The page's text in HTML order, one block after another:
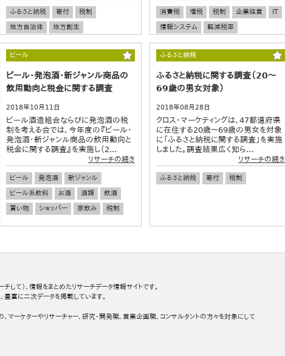
ふるさと納税 寄付
税制
地方自治体
地方創生
消費税 増税 税制 企業経営
IT
情報システム
軽減税率
ビール
ビール・発泡酒・新ジャンル商品の
飲用動向と税金に関する調査
2018年10月11日
ビール酒造組合ならびに発泡酒の税
制を考える会では、今年度の『ビール・
発泡酒・新ジャンル商品の飲用動向と
税金に関する調査』を実施し（2...
リサーチの続き
ビール 発泡酒
新ジャンル
ビール系飲料
お酒 酒類
飲酒
買い物
ショッパー 家飲み 税制
ふるさと納税
ふるさと納税に関する調査（20～
69歳の男女対象）
2018年08月28日
クロス・マーケティングは、47都道府県
に在住する20歳～69歳の男女を対象
に「ふるさと納税に関する調査」を実施
しました。調査結果広く知ら...
リサーチの続き
ふるさと納税 寄付 税制
して）、情報をまとめたリサーチデータ情報サイトです。
富に二次データを掲載しています。
マーケターやリサーチャー、研究・開発職、営業企画職、コンサルタントの方々を対象にして